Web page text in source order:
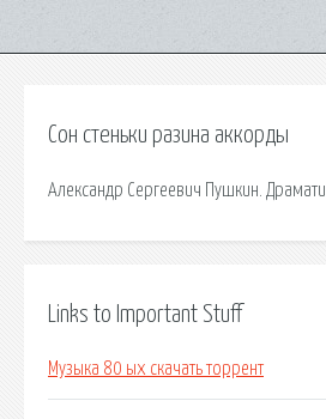
Сон стеньки разина аккорды
Александр Сергеевич Пушкин.
Links to Important Stuff
Музыка 80 ых скачать торрент